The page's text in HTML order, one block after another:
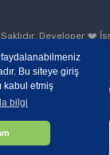
Bu siteye giriş
kabul etmiş
bilgi
Developer ❤️
Kurumsal